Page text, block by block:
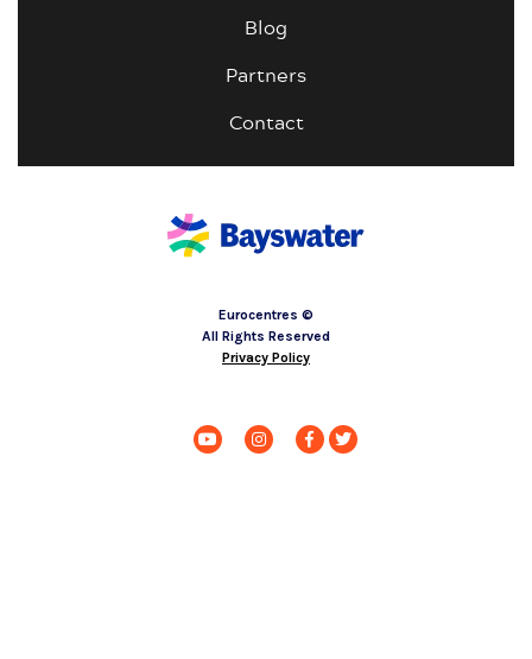
Blog
Partners
Contact
All Rights Reserved
Privacy Policy